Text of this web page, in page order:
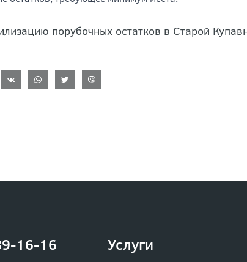
порубочных остатков в Старой
16-16 Услуги